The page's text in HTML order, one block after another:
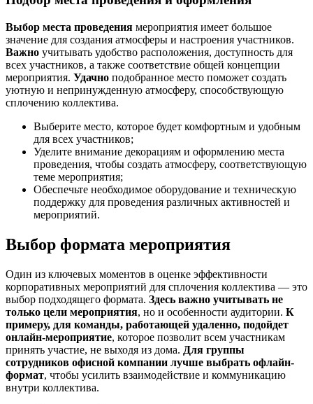
Выбор места проведения мероприятия имеет большое
значение для создания атмосферы и настроения участников.
Важно учитывать удобство расположения, доступность для
всех участников, а также соответствие общей концепции
мероприятия. Удачно подобранное место поможет создать
уютную и непринужденную атмосферу, способствующую
сплочению коллектива.
Выберите место, которое будет комфортным и удобным
для всех участников;
Уделите внимание декорациям и оформлению места
проведения, чтобы создать атмосферу, соответствующую
теме мероприятия;
Обеспечьте необходимое оборудование и техническую
поддержку для проведения различных активностей и
мероприятий.
Выбор формата мероприятия
Один из ключевых моментов в оценке эффективности
корпоративных мероприятий для сплочения коллектива — это
выбор подходящего формата. Здесь важно учитывать не
только цели мероприятия, но и особенности аудитории. К
примеру, для команды, работающей удаленно, подойдет
онлайн-мероприятие, которое позволит всем участникам
принять участие, не выходя из дома. Для группы
сотрудников офисной компании лучше выбрать офлайн-
формат, чтобы усилить взаимодействие и коммуникацию
внутри коллектива.